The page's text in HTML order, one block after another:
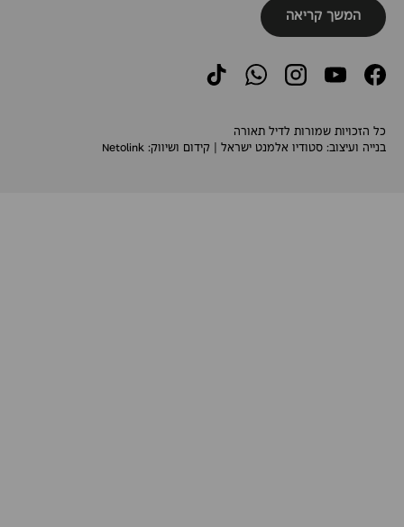
המשך קריאה
Facebook
YouTube
Instagram
WhatsApp
TikTok
כל הזכויות שמורות לדיל תאורה
בנייה ועיצוב: סטודיו אלמנט ישראל | קידום ושיווק: Netolink